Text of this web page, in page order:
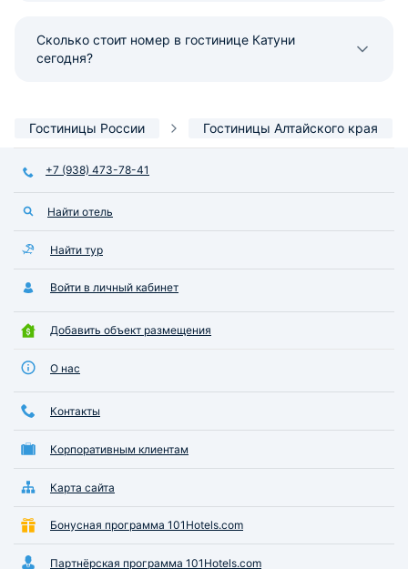
Сколько стоит номер в гостинице Катуни
сегодня?
Гостиницы России Гостиницы Алтайского края
+7 (938) 473-78-41
Найти отель
Найти тур
Войти в личный кабинет
Добавить объект размещения
О нас
Контакты
Корпоративным клиентам
Карта сайта
Бонусная программа 101Hotels.com
Партнёрская программа 101Hotels.com